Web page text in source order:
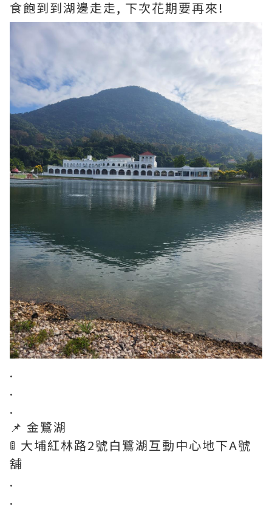
食飽到到湖邊走走, 下次花期要再來!
.
.
.
📌 金鷺湖
🚦 大埔紅林路2號白鷺湖互動中心地下A號
舖
.
.